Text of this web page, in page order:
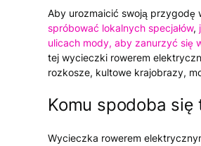
Aby urozmaicić swoją przygodę
spróbować lokalnych specjałów,
ulicach mody, aby zanurzyć się
tej wycieczki rowerem
rozkosze, kultowe krajobrazy,
Komu spodoba się
Wycieczka rowerem